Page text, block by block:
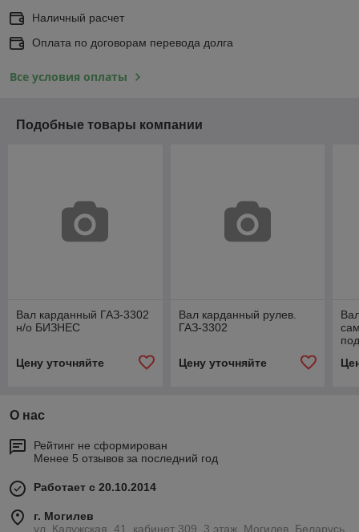
Наличный расчет
Оплата по договорам перевода долга
Все условия оплаты
Подобные товары компании
Вал карданный ГАЗ-3302
н/о БИЗНЕС
Цену уточняйте
Вал карданный рулев.
ГАЗ-3302
Цену уточняйте
О нас
Рейтинг не сформирован
Менее 5 отзывов за последний год
Работает с 20.10.2014
г. Могилев
ул. Калужская, 41, кабинет 309, 3 этаж, Могилев, Беларусь